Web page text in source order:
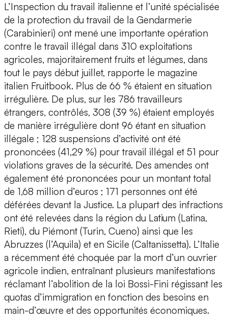
L’Inspection du travail italienne et l’unité spécialisée
de la protection du travail de la Gendarmerie
(Carabinieri) ont mené une importante opération
contre le travail illégal dans 310 exploitations
agricoles, majoritairement fruits et légumes, dans
tout le pays début juillet, rapporte le magazine
italien Fruitbook. Plus de 66 % étaient en situation
irrégulière. De plus, sur les 786 travailleurs
étrangers, contrôlés, 308 (39 %) étaient employés
de manière irrégulière dont 96 étant en situation
illégale ; 128 suspensions d’activité ont été
prononcées (41,29 %) pour travail illégal et 51 pour
violations graves de la sécurité. Des amendes ont
également été prononcées pour un montant total
de 1,68 million d’euros ; 171 personnes ont été
déférées devant la Justice. La plupart des infractions
ont été relevées dans la région du Latium (Latina,
Rieti), du Piémont (Turin, Cueno) ainsi que les
Abruzzes (l’Aquila) et en Sicile (Caltanissetta). L’Italie
a récemment été choquée par la mort d’un ouvrier
agricole indien, entraînant plusieurs manifestations
réclamant l’abolition de la loi Bossi-Fini régissant les
quotas d’immigration en fonction des besoins en
main-d’œuvre et des opportunités économiques.